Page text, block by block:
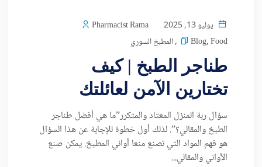
يوليو 13, 2025
Pharmacist Rama
Blog,Food
,المطبخ السوري
طناجر الطبخ | كيف
تختارين الآمن لعائلتك
سؤال ربة المنزل المعتاد والمتكرر”ما هي أفضل طناجر
الطبخ والمقالي؟”. لذلك أول خطوة للإجابة عن هذا السؤال
هو فهم المواد التي تصنع منعا أواني المطبخ. يمكن صنع
الأواني والمقالي...